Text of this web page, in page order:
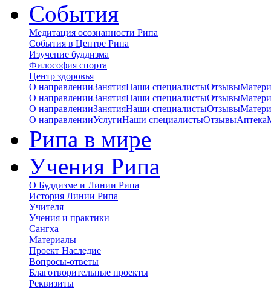
События
Медитация осознанности Рипа
События в Центре Рипа
Изучение буддизма
Философия спорта
Центр здоровья
О направленииЗанятияНаши специалистыОтзывы
О направленииЗанятияНаши специалистыОтзывы
О направленииЗанятияНаши специалистыОтзывы
О направленииУслугиНаши специалистыОтзывыАптека
Рипа в мире
Учения Рипа
О Буддизме и Линии Рипа
История Линии Рипа
Учителя
Учения и практики
Сангха
Материалы
Проект Наследие
Вопросы-ответы
Благотворительные проекты
Реквизиты